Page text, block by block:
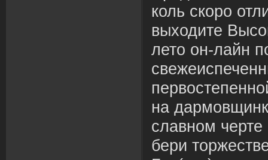
коль скоро
выходите
лето он-лайн
на
славном черте
бери